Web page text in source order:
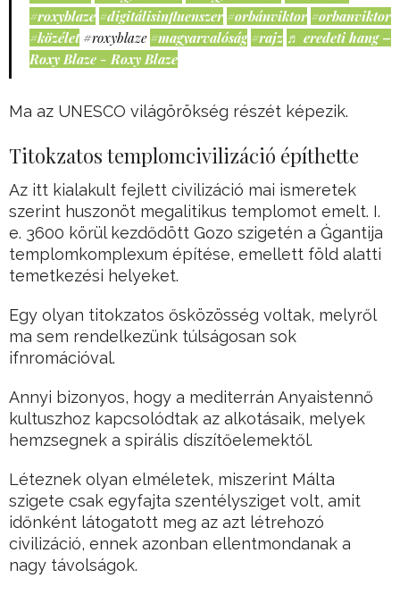
#roxyblaze #digitálisinfluenszer #orbánviktor #orbanviktor
#közélet #roxyblaze #magyarvalóság #rajz ♬ eredeti hang –
Roxy Blaze - Roxy Blaze
Ma az UNESCO világörökség részét képezik.
Titokzatos templomcivilizáció építhette
Az itt kialakult fejlett civilizáció mai ismeretek
szerint huszonöt megalitikus templomot emelt. I.
e. 3600 körül kezdődött Gozo szigetén a Ġgantija
templomkomplexum építése, emellett föld alatti
temetkezési helyeket.
Egy olyan titokzatos ősközösség voltak, melyről
ma sem rendelkezünk túlságosan sok
ifnromációval.
Annyi bizonyos, hogy a mediterrán Anyaistennő
kultuszhoz kapcsolódtak az alkotásaik, melyek
hemzsegnek a spirális díszítőelemektől.
Léteznek olyan elméletek, miszerint Málta
szigete csak egyfajta szentélysziget volt, amit
időnként látogatott meg az azt létrehozó
civilizáció, ennek azonban ellentmondanak a
nagy távolságok.